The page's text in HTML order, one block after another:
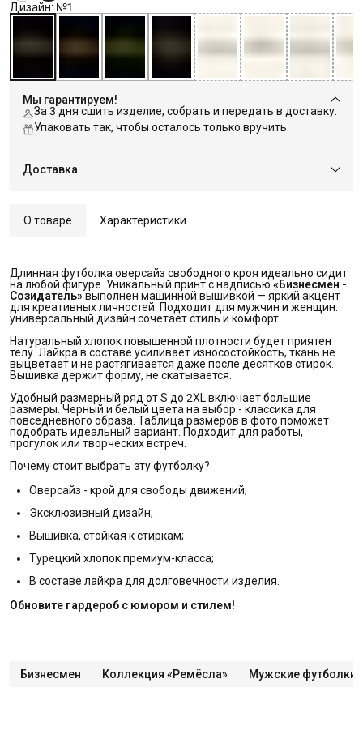
Дизайн: №1
Мы гарантируем!
За 3 дня сшить изделие, собрать и передать в доставку.
Упаковать так, чтобы осталось только вручить.
Доставка
О товаре Характеристики
Длинная футболка оверсайз свободного кроя идеально сидит
на любой фигуре. Уникальный принт с надписью «Бизнесмен -
Созидатель»выполнен машинной вышивкой — яркий акцент
для креативных личностей. Подходит для мужчин и женщин:
универсальный дизайн сочетает стиль и комфорт.
Натуральный хлопок повышенной плотности будет приятен
телу. Лайкра в составе усиливает износостойкость, ткань не
выцветает и не растягивается даже после десятков стирок.
Вышивка держит форму, не скатывается.
Удобный размерный ряд от S до 2XL включает большие
размеры. Черный и белый цвета на выбор - классика для
повседневного образа. Таблица размеров в фото поможет
подобрать идеальный вариант. Подходит для работы,
прогулок или творческих встреч.
Почему стоит выбрать эту футболку?
Оверсайз - крой для свободы движений;
Эксклюзивный дизайн;
Вышивка, стойкая к стиркам;
Турецкий хлопок премиум-класса;
В составе лайкра для долговечности изделия.
Обновите гардероб с юмором и стилем!
Бизнесмен Коллекция «Ремёсла» Мужские футболки